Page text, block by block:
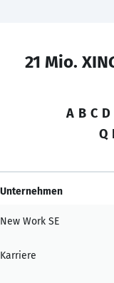
21 Mio.
A B C D
Q
Unternehmen
New Work SE
Karriere